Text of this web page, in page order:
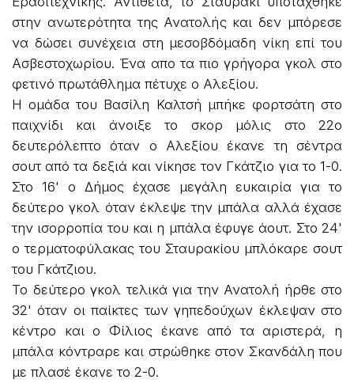
στην ανωτερότητα της Ανατολής και δεν μπόρεσε
να δώσει συνέχεια στη μεσοβδόμαδη νίκη επί του
Ασβεστοχωρίου. Ένα απο τα πιο γρήγορα γκολ στο
φετινό πρωτάθλημα πέτυχε ο Αλεξίου.
Η ομάδα του Βασίλη Καλτσή μπήκε φορτσάτη στο
παιχνίδι και άνοιξε το σκορ μόλις στο 22ο
δευτερόλεπτο όταν ο Αλεξίου έκανε τη σέντρα
σουτ από τα δεξιά και νίκησε τον Γκάτζιο για το 1-0.
Στο 16' ο Δήμος έχασε μεγάλη ευκαιρία για το
δεύτερο γκολ όταν έκλεψε την μπάλα αλλά έχασε
την ισορροπία του και η μπάλα έφυγε άουτ. Στο 24'
ο τερματοφύλακας του Σταυρακίου μπλόκαρε σουτ
του Γκάτζιου.
Το δεύτερο γκολ τελικά για την Ανατολή ήρθε στο
32' όταν οι παίκτες των γηπεδούχων έκλεψαν στο
κέντρο και ο Φίλιος έκανε από τα αριστερά, η
μπάλα κόντραρε και στρώθηκε στον Σκανδάλη που
με πλασέ έκανε το 2-0.